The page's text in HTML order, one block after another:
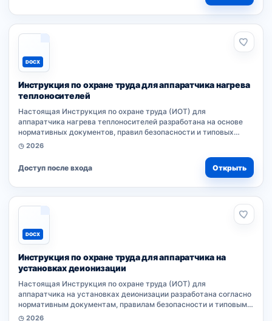
DOCX
Инструкция по охране труда для аппаратчика нагрева
теплоносителей
Настоящая Инструкция по охране труда (ИОТ) для
аппаратчика нагрева теплоносителей разработана на основе
нормативных документов, правил безопасности и типовых
требований к профессии. Документ устанавливает обязанности
◷ 2026
Доступ после входа Открыть
DOCX
Инструкция по охране труда для аппаратчика на
установках деионизации
Настоящая Инструкция по охране труда (ИОТ) для
аппаратчика на установках деионизации разработана согласно
нормативным документам, правилам безопасности и типовым
требованиям к профессии. Документ устанавливает
◷ 2026